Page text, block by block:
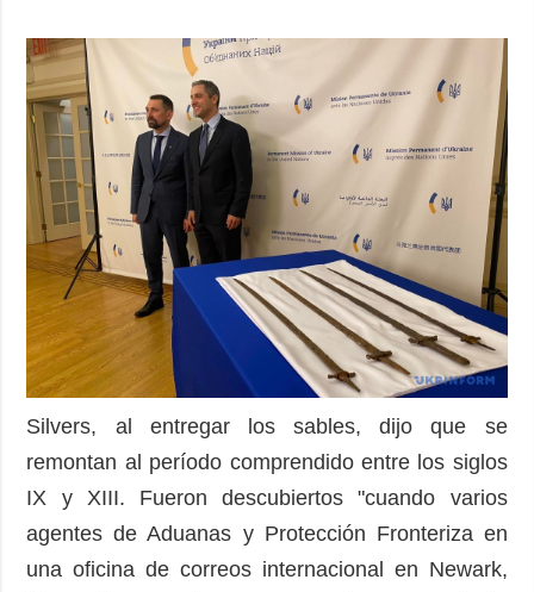
Silvers, al entregar los sables, dijo que se
remontan al período comprendido entre los siglos
IX y XIII. Fueron descubiertos "cuando varios
agentes de Aduanas y Protección Fronteriza en
una oficina de correos internacional en Newark,